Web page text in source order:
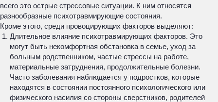
всего это острые стрессовые ситуации. К ним относятся
разнообразные психотравмирующие состояния.
Кроме этого, среди провоцирующих факторов выделяют:
Длительное влияние психотравмирующих факторов. Это
могут быть некомфортная обстановка в семье, уход за
больным родственником, частые стрессы на работе,
материальные затруднения, продолжительные болезни.
Часто заболевания наблюдается у подростков, которые
находятся в состоянии постоянного психологического или
физического насилия со стороны сверстников, родителей